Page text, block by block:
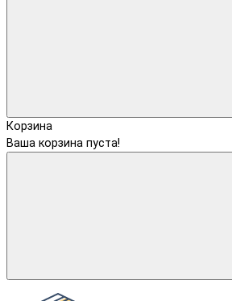
Корзина
Ваша корзина пуста!